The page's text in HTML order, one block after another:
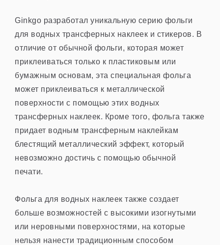
Ginkgo разработал уникальную серию фольги
для водных трансферных наклеек и стикеров. В
отличие от обычной фольги, которая может
приклеиваться только к пластиковым или
бумажным основам, эта специальная фольга
может приклеиваться к металлической
поверхности с помощью этих водных
трансферных наклеек. Кроме того, фольга также
придает водным трансферным наклейкам
блестящий металлический эффект, который
невозможно достичь с помощью обычной
печати.
Фольга для водных наклеек также создает
больше возможностей с высокими изогнутыми
или неровными поверхностями, на которые
нельзя нанести традиционным способом